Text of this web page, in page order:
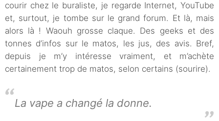
courir chez le buraliste, je regarde Internet, YouTube
et, surtout, je tombe sur le grand forum. Et là, mais
alors là ! Waouh grosse claque. Des geeks et des
tonnes d’infos sur le matos, les jus, des avis. Bref,
depuis je m’y intéresse vraiment, et m’achète
certainement trop de matos, selon certains (sourire).
La vape a changé la donne.